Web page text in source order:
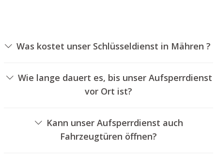
Was kostet unser Schlüsseldienst in Mähren ?
hängen von verschiedenen Faktoren ab, wie
beispielsweise der Art des Schlosses, der Dauer der
Arbeiten und eventuellen Kilometerpauschalen. Wir
Preisangebote an.
Wie lange dauert es, bis unser Aufsperrdienst
vor Ort ist?
innerhalb von dreißig Minuten vor Ort. Die tatsächliche
Wartezeit hängt von der Entfernung des Einsatzortes zu
unserer Filiale und den aktuellen Verkehrsbedingungen
Kann unser Aufsperrdienst auch
Fahrzeugtüren öffnen?